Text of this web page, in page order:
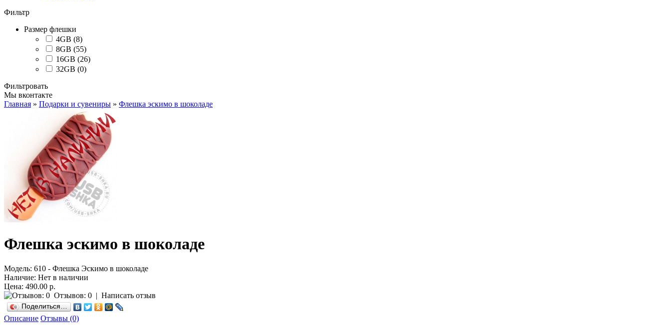
Фильтр
Размер флешки
4GB (8)
8GB (55)
16GB (26)
32GB (0)
Фильтровать
Мы вконтакте
Главная » Подарки и сувениры » Флешка эскимо в шоколаде
Флешка эскимо в шоколаде
Модель: 610 - Флешка Эскимо в шоколаде
Наличие: Нет в наличии
Цена: 490.00 р.
Отзывов: 0 | Написать отзыв
Поделиться…
Описание Отзывы (0)